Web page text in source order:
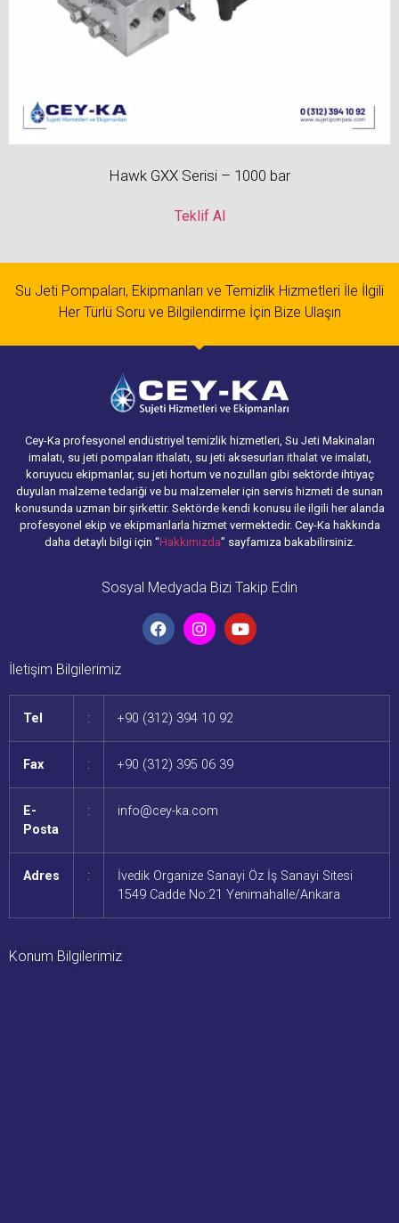
Hawk GXX Serisi – 1000 bar
Teklif Al
Su Jeti Pompaları, Ekipmanları ve Temizlik Hizmetleri İle İlgili
Her Türlü Soru ve Bilgilendirme İçin Bize Ulaşın
Cey-Ka profesyonel endüstriyel temizlik hizmetleri, Su Jeti Makinaları
imalatı, su jeti pompaları ithalatı, su jeti aksesurları ithalat ve imalatı,
koruyucu ekipmanlar, su jeti hortum ve nozulları gibi sektörde ihtiyaç
duyulan malzeme tedariği ve bu malzemeler için servis hizmeti de sunan
konusunda uzman bir şirkettir. Sektörde kendi konusu ile ilgili her alanda
profesyonel ekip ve ekipmanlarla hizmet vermektedir. Cey-Ka hakkında
daha detaylı bilgi için “Hakkımızda” sayfamıza bakabilirsiniz.
Sosyal Medyada Bizi Takip Edin
İletişim Bilgilerimiz
Tel : +90 (312) 394 10 92
Fax : +90 (312) 395 06 39
E-
Posta
: info@cey-ka.com
Adres :
İvedik Organize Sanayi Öz İş Sanayi Sitesi
1549 Cadde No:21 Yenimahalle/Ankara
Konum Bilgilerimiz